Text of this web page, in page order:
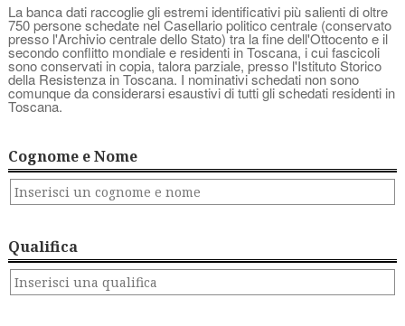
La banca dati raccoglie gli estremi identificativi più salienti di oltre
750 persone schedate nel Casellario politico centrale (conservato
presso l'Archivio centrale dello Stato) tra la fine dell'Ottocento e il
secondo conflitto mondiale e residenti in Toscana, i cui fascicoli
sono conservati in copia, talora parziale, presso l'Istituto Storico
della Resistenza in Toscana. I nominativi schedati non sono
comunque da considerarsi esaustivi di tutti gli schedati residenti in
Toscana.
Cognome e Nome
Qualifica